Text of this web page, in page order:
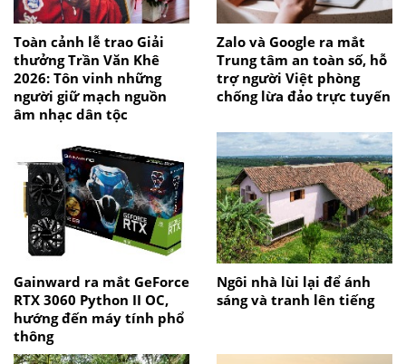
Toàn cảnh lễ trao Giải
thưởng Trần Văn Khê
2026: Tôn vinh những
người giữ mạch nguồn
âm nhạc dân tộc
Zalo và Google ra mắt
Trung tâm an toàn số, hỗ
trợ người Việt phòng
chống lừa đảo trực tuyến
Gainward ra mắt GeForce
RTX 3060 Python II OC,
hướng đến máy tính phổ
thông
Ngôi nhà lùi lại để ánh
sáng và tranh lên tiếng